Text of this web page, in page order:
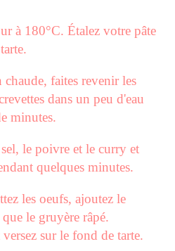
à 180°C. Étalez votre pâte
faites revenir les
dans un peu d'eau
minutes.
le poivre et le curry et
quelques minutes.
les oeufs, ajoutez le
le gruyère râpé.
sur le fond de tarte.